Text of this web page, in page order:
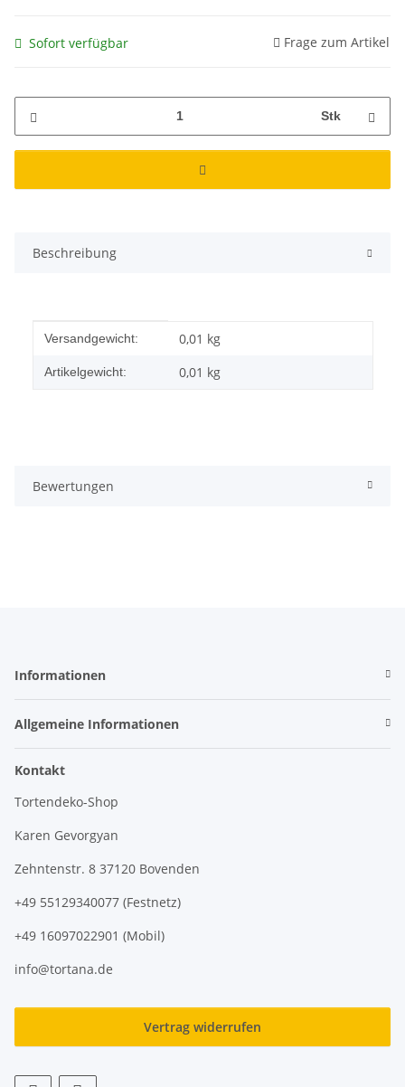
Sofort verfügbar Frage zum Artikel
Stk
Beschreibung
Produkteigenschaft
Wert
Versandgewicht: 0,01 kg
Artikelgewicht: 0,01 kg
Bewertungen
Informationen
Allgemeine Informationen
Kontakt
Tortendeko-Shop
Karen Gevorgyan
Zehntenstr. 8 37120 Bovenden
+49 55129340077 (Festnetz)
+49 16097022901 (Mobil)
info@tortana.de
Vertrag widerrufen